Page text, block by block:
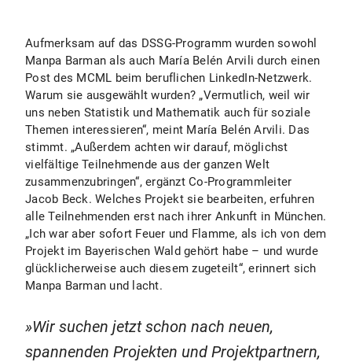
Aufmerksam auf das DSSG-Programm wurden sowohl
Manpa Barman als auch María Belén Arvili durch einen
Post des MCML beim beruflichen LinkedIn-Netzwerk.
Warum sie ausgewählt wurden? „Vermutlich, weil wir
uns neben Statistik und Mathematik auch für soziale
Themen interessieren“, meint María Belén Arvili. Das
stimmt. „Außerdem achten wir darauf, möglichst
vielfältige Teilnehmende aus der ganzen Welt
zusammenzubringen“, ergänzt Co-Programmleiter
Jacob Beck. Welches Projekt sie bearbeiten, erfuhren
alle Teilnehmenden erst nach ihrer Ankunft in München.
„Ich war aber sofort Feuer und Flamme, als ich von dem
Projekt im Bayerischen Wald gehört habe – und wurde
glücklicherweise auch diesem zugeteilt“, erinnert sich
Manpa Barman und lacht.
Wir suchen jetzt schon nach neuen,
spannenden Projekten und Projektpartnern,